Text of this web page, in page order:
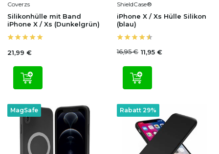
Coverzs
Silikonhülle mit Band
iPhone X / Xs (Dunkelgrün)
21,99 €
ShieldCase®
iPhone X / Xs Hülle Silikon
(blau)
16,95 € 11,95 €
MagSafe Rabatt 29%